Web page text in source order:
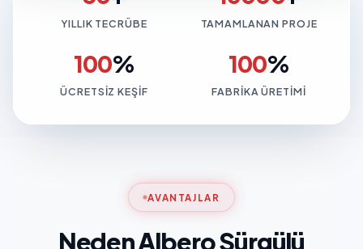
YILLIK TECRÜBE TAMAMLANAN PROJE
100%
ÜCRETSIZ KEŞIF
100%
FABRIKA ÜRETIMI
AVANTAJLAR
Neden Albero Sürgülü